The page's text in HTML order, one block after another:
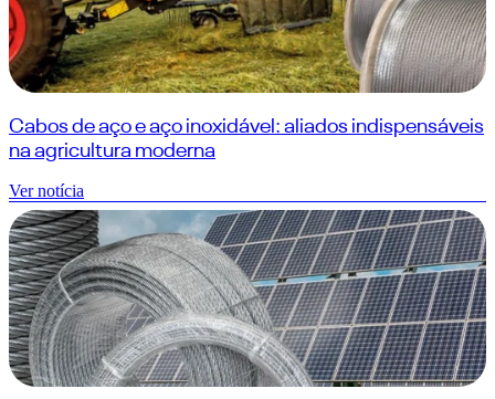
Cabos de aço e aço inoxidável: aliados indispensáveis
na agricultura moderna
Ver notícia